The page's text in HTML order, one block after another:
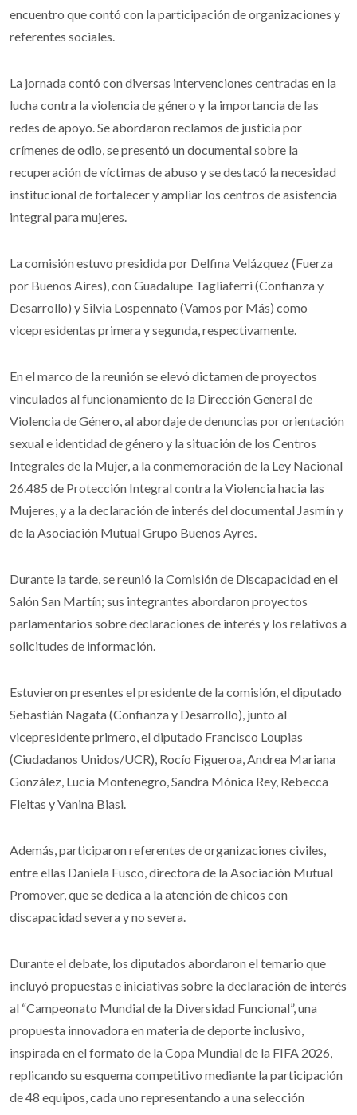
encuentro que contó con la participación de organizaciones y
referentes sociales.
La jornada contó con diversas intervenciones centradas en la
lucha contra la violencia de género y la importancia de las
redes de apoyo. Se abordaron reclamos de justicia por
crímenes de odio, se presentó un documental sobre la
recuperación de víctimas de abuso y se destacó la necesidad
institucional de fortalecer y ampliar los centros de asistencia
integral para mujeres.
La comisión estuvo presidida por Delfina Velázquez (Fuerza
por Buenos Aires), con Guadalupe Tagliaferri (Confianza y
Desarrollo) y Silvia Lospennato (Vamos por Más) como
vicepresidentas primera y segunda, respectivamente.
En el marco de la reunión se elevó dictamen de proyectos
vinculados al funcionamiento de la Dirección General de
Violencia de Género, al abordaje de denuncias por orientación
sexual e identidad de género y la situación de los Centros
Integrales de la Mujer, a la conmemoración de la Ley Nacional
26.485 de Protección Integral contra la Violencia hacia las
Mujeres, y a la declaración de interés del documental Jasmín y
de la Asociación Mutual Grupo Buenos Ayres.
Durante la tarde, se reunió la Comisión de Discapacidad en el
Salón San Martín; sus integrantes abordaron proyectos
parlamentarios sobre declaraciones de interés y los relativos a
solicitudes de información.
Estuvieron presentes el presidente de la comisión, el diputado
Sebastián Nagata (Confianza y Desarrollo), junto al
vicepresidente primero, el diputado Francisco Loupias
(Ciudadanos Unidos/UCR), Rocío Figueroa, Andrea Mariana
González, Lucía Montenegro, Sandra Mónica Rey, Rebecca
Fleitas y Vanina Biasi.
Además, participaron referentes de organizaciones civiles,
entre ellas Daniela Fusco, directora de la Asociación Mutual
Promover, que se dedica a la atención de chicos con
discapacidad severa y no severa.
Durante el debate, los diputados abordaron el temario que
incluyó propuestas e iniciativas sobre la declaración de interés
al “Campeonato Mundial de la Diversidad Funcional”, una
propuesta innovadora en materia de deporte inclusivo,
inspirada en el formato de la Copa Mundial de la FIFA 2026,
replicando su esquema competitivo mediante la participación
de 48 equipos, cada uno representando a una selección